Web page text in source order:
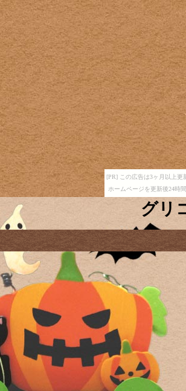
[PR] この広告は3ヶ月以上更
ホームページを更新後24時
グリ